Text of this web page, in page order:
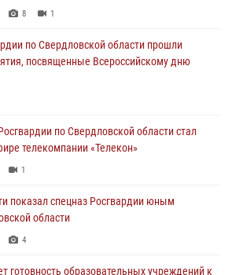
8 1
по Свердловской области прошли
посвященные Всероссийскому дню
по Свердловской области стал
телекомпании «Телекон»
1
показал спецназ Росгвардии юным
области
4
готовность образовательных учреждений к